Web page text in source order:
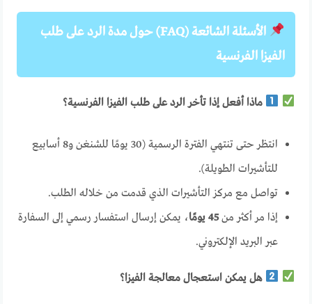
الأسئلة الشائعة (FAQ) حول مدة الرد على طلب
الفيزا الفرنسية
ماذا أفعل إذا تأخر الرد على طلب الفيزا الفرنسية؟
انتظر حتى تنتهي الفترة الرسمية (30 يومًا للشنغن و8 أسابيع
للتأشيرات الطويلة).
تواصل مع مركز التأشيرات الذي قدمت من خلاله الطلب.
إذا مر أكثر من45 يومًا
، يمكن إرسال استفسار رسمي إلى السفارة
عبر البريد الإلكتروني.
هل يمكن استعجال معالجة الفيزا؟